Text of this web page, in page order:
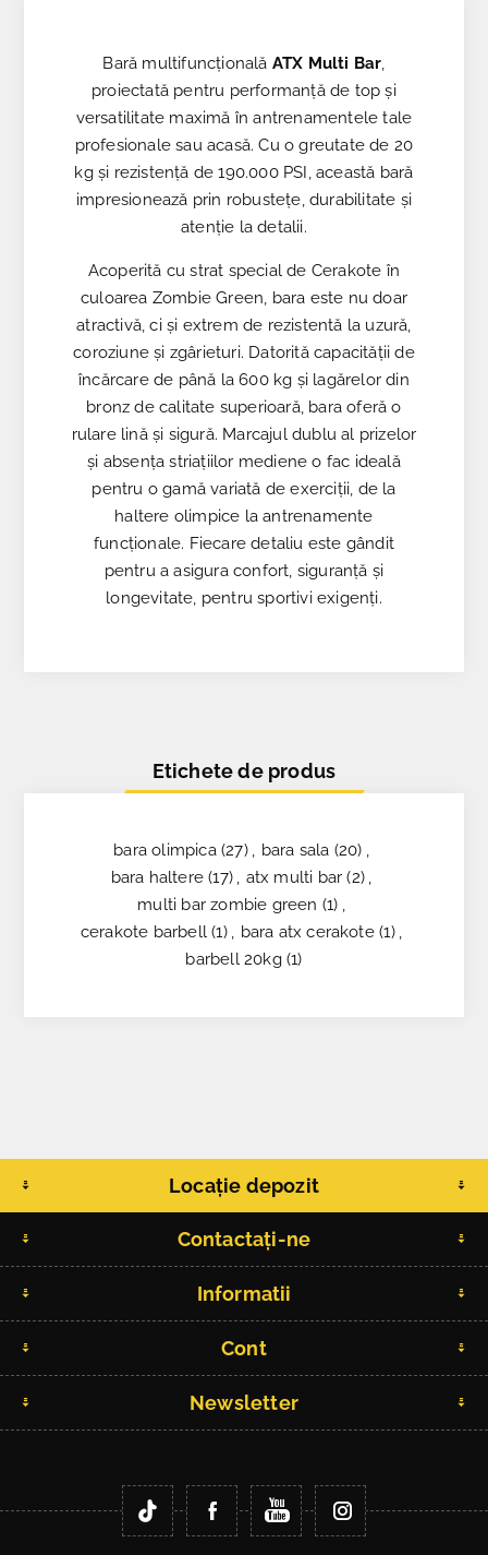
Bară multifuncțională ATX Multi Bar,
proiectată pentru performanță de top și
versatilitate maximă în antrenamentele tale
profesionale sau acasă. Cu o greutate de 20
kg și rezistență de 190.000 PSI, această bară
impresionează prin robustețe, durabilitate și
atenție la detalii.
Acoperită cu strat special de Cerakote în
culoarea Zombie Green, bara este nu doar
atractivă, ci și extrem de rezistentă la uzură,
coroziune și zgârieturi. Datorită capacității de
încărcare de până la 600 kg și lagărelor din
bronz de calitate superioară, bara oferă o
rulare lină și sigură. Marcajul dublu al prizelor
și absența striațiilor mediene o fac ideală
pentru o gamă variată de exerciții, de la
haltere olimpice la antrenamente
funcționale. Fiecare detaliu este gândit
pentru a asigura confort, siguranță și
longevitate, pentru sportivi exigenți.
Etichete de produs
bara olimpica (27) , bara sala (20) ,
bara haltere (17) , atx multi bar (2) ,
multi bar zombie green (1) ,
cerakote barbell (1) , bara atx cerakote (1) ,
barbell 20kg (1)
Locație depozit
Contactați-ne
Informatii
Cont
Newsletter